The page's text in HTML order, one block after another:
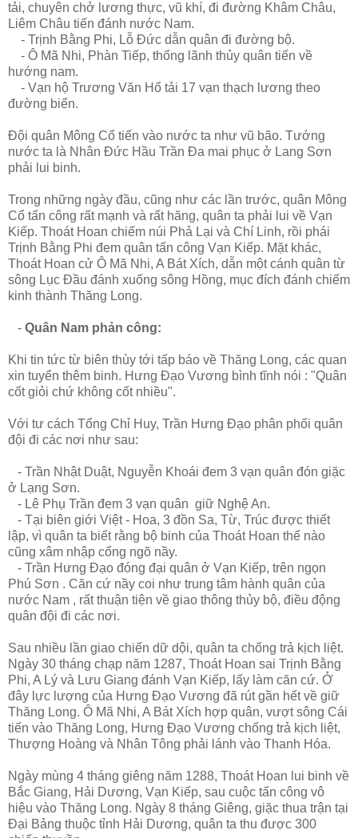
tải, chuyên chở lương thực, vũ khí, đi đường Khâm Châu,
Liêm Châu tiến đánh nước Nam.
- Trịnh Bằng Phi, Lỗ Đức dẫn quân đi đường bộ.
- Ô Mã Nhi, Phàn Tiếp, thống lãnh thủy quân tiến về
hướng nam.
- Vạn hộ Trương Văn Hổ tải 17 vạn thạch lương theo
đường biển.
Đội quân Mông Cổ tiến vào nước ta như vũ bão. Tướng
nước ta là Nhân Đức Hầu Trần Đa mai phục ở Lang Sơn
phải lui binh.
Trong những ngày đầu, cũng như các lần trước, quân Mông
Cổ tấn công rất mạnh và rất hăng, quân ta phải lui về Vạn
Kiếp. Thoát Hoan chiếm núi Phả Lại và Chí Linh, rồi phái
Trịnh Bằng Phi đem quân tấn công Vạn Kiếp. Mặt khác,
Thoát Hoan cử Ô Mã Nhi, A Bát Xích, dẫn một cánh quân từ
sông Lục Đầu đánh xuống sông Hồng, mục đích đánh chiếm
kinh thành Thăng Long.
- Quân Nam phản công:
Khi tin tức từ biên thùy tới tấp báo về Thăng Long, các quan
xin tuyển thêm binh. Hưng Đạo Vương bình tĩnh nói : "Quân
cốt giỏi chứ không cốt nhiều".
Với tư cách Tổng Chỉ Huy, Trần Hưng Đạo phân phối quân
đội đi các nơi như sau:
- Trần Nhật Duật, Nguyễn Khoái đem 3 vạn quân đón giặc
ở Lạng Sơn.
- Lê Phụ Trần đem 3 vạn quân giữ Nghệ An.
- Tại biên giới Việt - Hoa, 3 đồn Sa, Từ, Trúc được thiết
lập, vì quân ta biết rằng bộ binh của Thoát Hoan thế nào
cũng xâm nhập cổng ngõ nầy.
- Trần Hưng Đạo đóng đại quân ở Vạn Kiếp, trên ngọn
Phú Sơn . Căn cứ nầy coi như trung tâm hành quân của
nước Nam , rất thuận tiện về giao thông thủy bộ, điều động
quân đội đi các nơi.
Sau nhiều lần giao chiến dữ dội, quân ta chống trả kịch liệt.
Ngày 30 tháng chạp năm 1287, Thoát Hoan sai Trịnh Bằng
Phi, A Lý và Lưu Giang đánh Vạn Kiếp, lấy làm căn cứ. Ở
đây lực lượng của Hưng Đạo Vương đã rút gần hết về giữ
Thăng Long. Ô Mã Nhi, A Bát Xích hợp quân, vượt sông Cái
tiến vào Thăng Long, Hưng Đạo Vương chống trả kịch liệt,
Thượng Hoàng và Nhân Tông phải lánh vào Thanh Hóa.
Ngày mùng 4 tháng giêng năm 1288, Thoát Hoan lui binh về
Bắc Giang, Hải Dương, Vạn Kiếp, sau cuộc tấn công vô
hiệu vào Thăng Long. Ngày 8 tháng Giêng, giặc thua trận tại
Đại Bảng thuộc tỉnh Hải Dương, quân ta thu được 300